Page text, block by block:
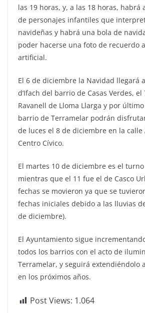
las 19 horas, y, a las 18 horas, habrá
de personajes infantiles que
navideñas y habrá una bola de
poder hacerse una foto de recuerdo
artificial.
El 6 de diciembre la Navidad llegará
d’Ifach del barrio de Casas Verdes, el
Ravanell de Lloma Llarga y por
barrio de Terramelar podrán
de luces el 8 de diciembre en la
Centro Cívico.
El martes 10 de diciembre es el turno
mientras que el 11 fue el de Casco
fechas se movieron ya que se
fechas iniciales debido a las lluvias
de diciembre).
El Ayuntamiento sigue
todos los barrios con el acto de
Terramelar, y seguirá extendiéndolo
en los próximos años.
Post Views: 1.064